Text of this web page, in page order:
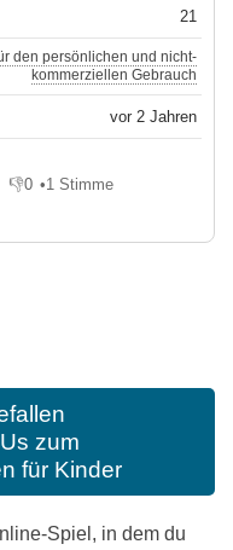
21
den persönlichen und nicht-
kommerziellen Gebrauch
vor 2 Jahren
mir
👎0
Gefällt mir nicht
•1 Stimme
zum
für Kinder
Spiel, in dem du